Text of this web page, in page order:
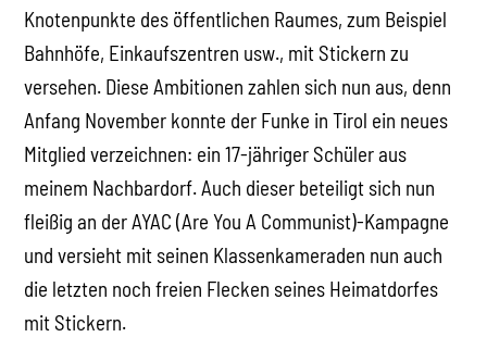
Knotenpunkte des öffentlichen Raumes, zum Beispiel
Bahnhöfe, Einkaufszentren usw., mit Stickern zu
versehen. Diese Ambitionen zahlen sich nun aus, denn
Anfang November konnte der Funke in Tirol ein neues
Mitglied verzeichnen: ein 17-jähriger Schüler aus
meinem Nachbardorf. Auch dieser beteiligt sich nun
fleißig an der AYAC (Are You A Communist)-Kampagne
und versieht mit seinen Klassenkameraden nun auch
die letzten noch freien Flecken seines Heimatdorfes
mit Stickern.